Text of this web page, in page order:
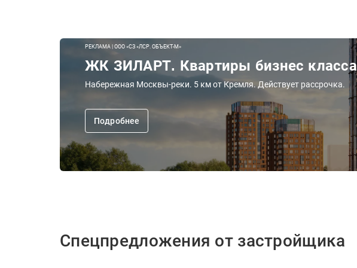
РЕКЛАМА | ООО «СЗ «ЛСР. ОБЪЕКТ-М»
ЖК ЗИЛАРТ. Квартиры бизнес класса
Набережная Москвы-реки. 5 км от Кремля. Действует рассрочка.
Подробнее
Спецпредложения от застройщика